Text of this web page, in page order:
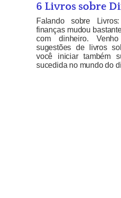
6 Livros sobre
Falando sobre
finanças mudou
com dinheiro.
sugestões de livros
você iniciar também
sucedida no mundo do